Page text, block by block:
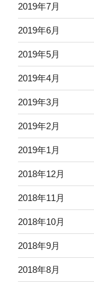
2019年7月
2019年6月
2019年5月
2019年4月
2019年3月
2019年2月
2019年1月
2018年12月
2018年11月
2018年10月
2018年9月
2018年8月